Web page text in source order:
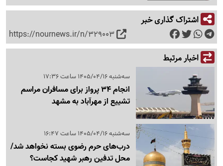
اشتراک گذاری خبر
https://nournews.ir/n/329003
اخبار مرتبط
سه‌شنبه 1405/04/16 ساعت 17:36
انجام 34 پرواز برای مسافران مراسم
تشییع از مهرآباد به مشهد
سه‌شنبه 1405/04/16 ساعت 16:47
درب‌های حرم رضوی بسته نخواهد شد/
محل تدفین رهبر شهید کجاست؟